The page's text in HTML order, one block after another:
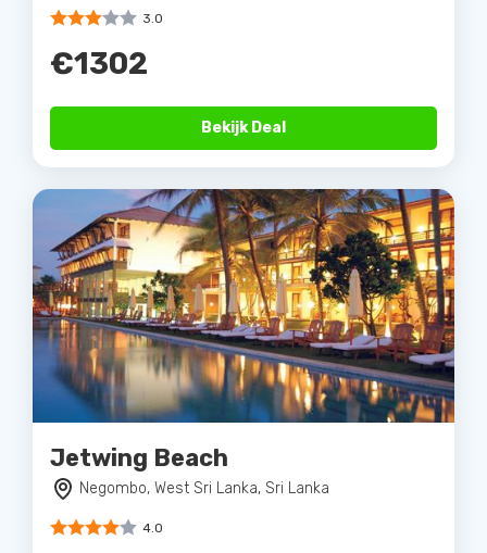
3.0
€1302
Bekijk Deal
Jetwing Beach
Negombo, West Sri Lanka, Sri Lanka
4.0